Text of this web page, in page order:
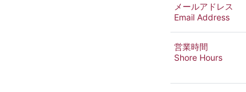
メールアドレス
Email Address
営業時間
Shore Hours